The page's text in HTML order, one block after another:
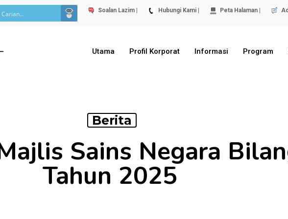
Soalan Lazim | Hubungi Kami | Peta Halaman |
Utama Profil Korporat Informasi Program
Berita
Sains Negara
Tahun 2025